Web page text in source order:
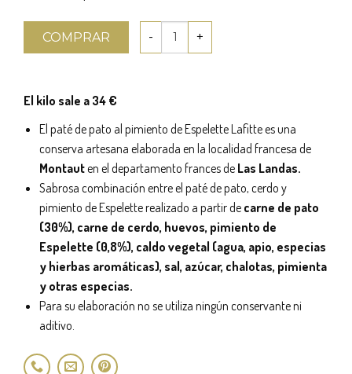
COMPRAR
El kilo sale a 34 €
El paté de pato al pimiento de Espelette Lafitte es una
conserva artesana elaborada en la localidad francesa de
Montauten el departamento frances de Las Landas.
Sabrosa combinación entre el paté de pato, cerdo y
pimiento de Espelette realizado a partir de carne de pato
(30%), carne de cerdo, huevos, pimiento de
Espelette (0,8%), caldo vegetal (agua, apio, especias
y hierbas aromáticas), sal, azúcar, chalotas, pimienta
y otras especias.
Para su elaboración no se utiliza ningún conservante ni
aditivo.